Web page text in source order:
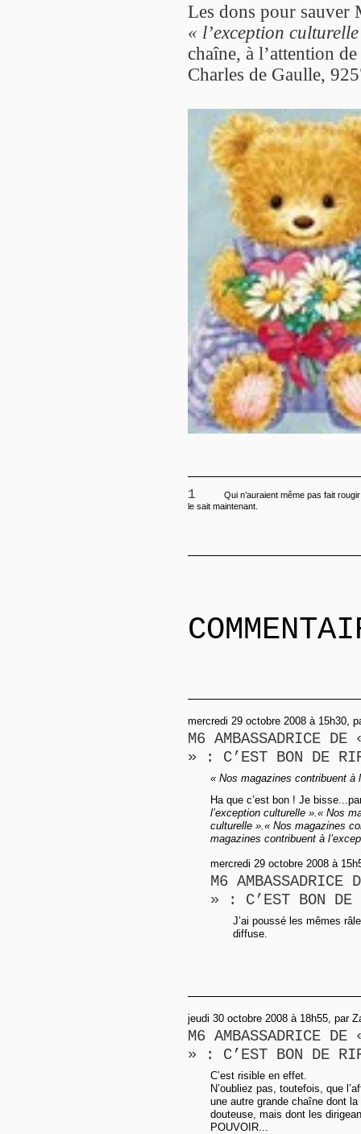
Les dons pour sauver
« l’exception
chaîne, à l’attention
Charles de Gaulle,
1
Qui n’auraient même pas fait
le sait maintenant.
mercredi 29 octobre 2008 à 15h30,
M6 AMBASSADRICE DE
» : C’EST BON DE
« Nos magazines contribuent à
Ha que c’est bon ! Je
l’exception culturelle ».« Nos
culturelle ».« Nos magazines
magazines contribuent à
mercredi 29 octobre 2008 à
M6 AMBASSADRICE
» : C’EST BON
J’ai poussé les mêmes
diffuse.
jeudi 30 octobre 2008 à 18h55, par
M6 AMBASSADRICE DE
» : C’EST BON DE
C’est risible en effet.
N’oubliez pas, toutefois, que
une autre grande chaîne dont
douteuse, mais dont les
POUVOIR...